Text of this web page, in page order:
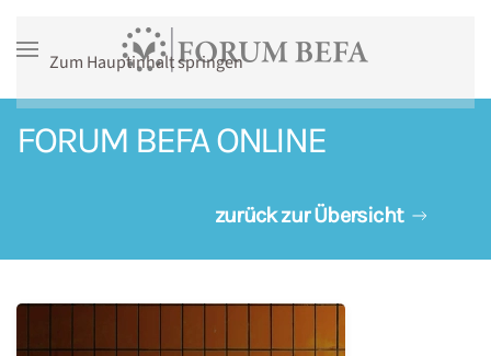
Zum Hauptinhalt springen
FORUM BEFA ONLINE
zurück zur Übersicht